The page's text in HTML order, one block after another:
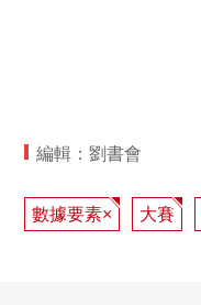
編輯：劉書會
數據要素× 大賽